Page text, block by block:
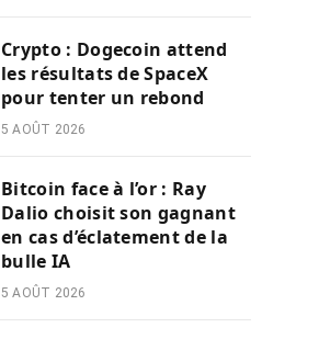
Crypto : Dogecoin attend
les résultats de SpaceX
pour tenter un rebond
5 AOÛT 2026
Bitcoin face à l’or : Ray
Dalio choisit son gagnant
en cas d’éclatement de la
bulle IA
5 AOÛT 2026